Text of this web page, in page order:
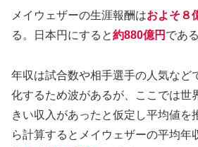
メイウェザーの生涯報酬はおよそ８
る。日本円にすると約880億円 である
年収は試合数や相手選手の人気など
化するため波があるが、ここでは世
きい収入があったと仮定し平均値を
ら計算するとメイウェザーの平均年